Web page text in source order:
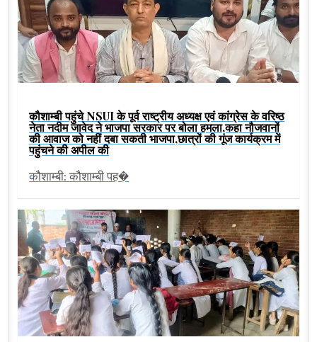
कौशाम्बी पहुंचे NSUI के पूर्व राष्ट्रीय अध्यक्ष एवं कांग्रेस के वरिष्ठ
नेता नदीम जावेद ने भाजपा सरकार पर बोला हमला,कहा नौजवानों
की आवाज को नहीं दबा सकती भाजपा,छात्रों की गूंज कार्यक्रम में
पहुंचने की अपील की
कौशाम्बी: कौशाम्बी पह�